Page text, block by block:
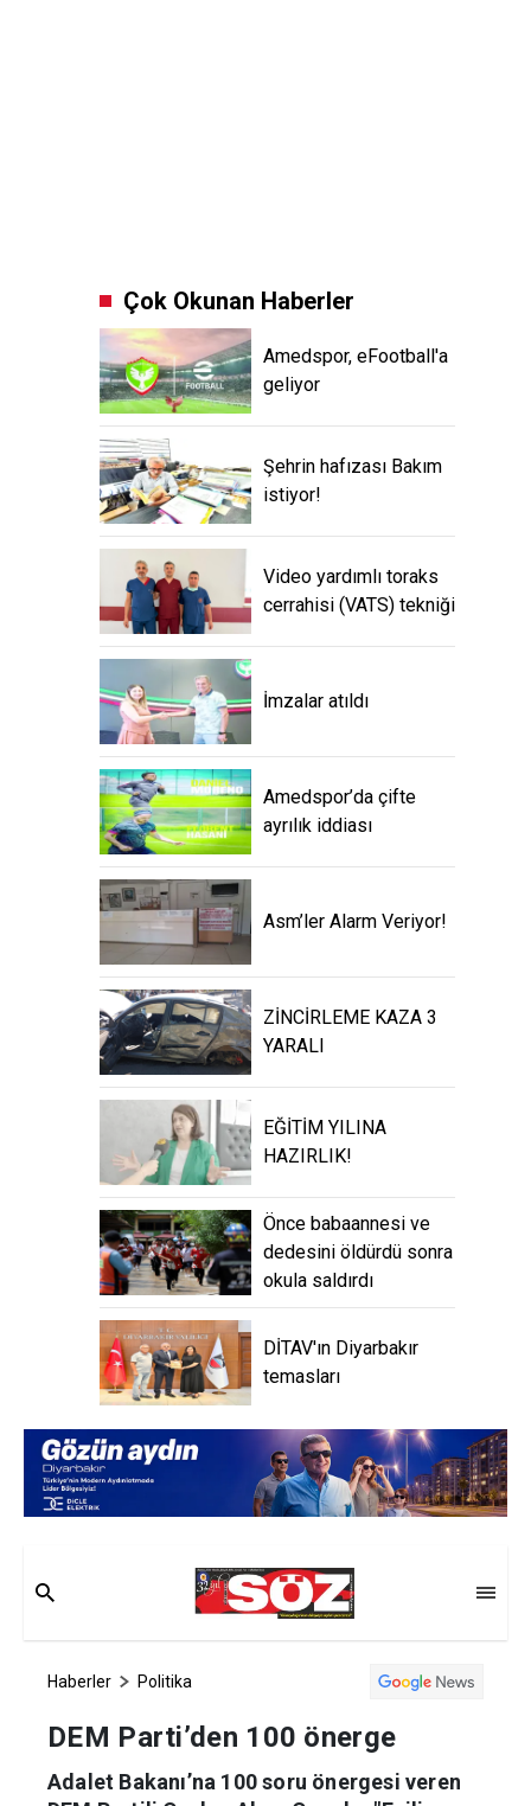
Çok Okunan Haberler
Amedspor, eFootball'a
geliyor
Şehrin hafızası Bakım
istiyor!
Video yardımlı toraks
cerrahisi (VATS) tekniği
İmzalar atıldı
Amedspor’da çifte
ayrılık iddiası
Asm’ler Alarm Veriyor!
ZİNCİRLEME KAZA 3
YARALI
EĞİTİM YILINA
HAZIRLIK!
Önce babaannesi ve
dedesini öldürdü sonra
okula saldırdı
DİTAV'ın Diyarbakır
temasları
Haberler Politika
DEM Parti’den 100 önerge
Adalet Bakanı’na 100 soru önergesi veren